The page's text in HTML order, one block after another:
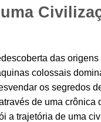
das origens
colossais
os segredos
de uma crônica
a trajetória de uma